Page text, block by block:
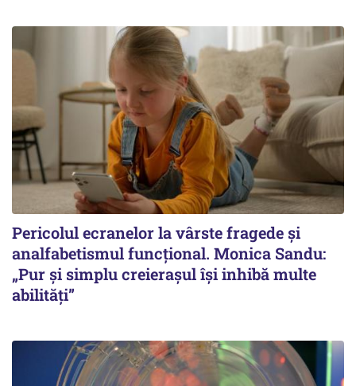
Pericolul ecranelor la vârste fragede și
analfabetismul funcțional. Monica Sandu:
„Pur și simplu creierașul își inhibă multe
abilități”